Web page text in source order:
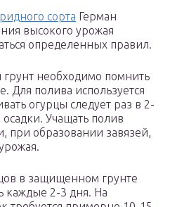
сорта Герман
высокого урожая
определенных правил.
необходимо помнить
Для полива используется
огурцы следует раз в 2-
Учащать полив
при образовании завязей,
в защищенном грунте
каждые 2-3 дня. На